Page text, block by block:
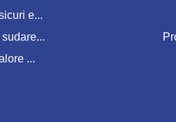
e...
...